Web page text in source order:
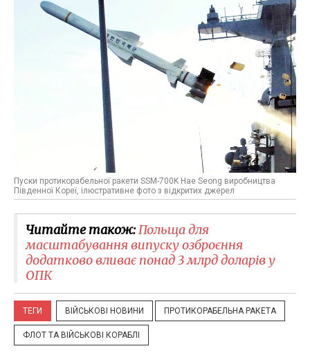
Пуски протикорабельної ракети SSM-700K Hae Seong виробництва
Південної Кореї, ілюстративне фото з відкритих джерел
Читайте також:Польща для
масштабування випуску озброєння
додатково вливає понад 3 млрд доларів у
ОПК
ТЕГИ ВІЙСЬКОВІ НОВИНИ ПРОТИКОРАБЕЛЬНА РАКЕТА
ФЛОТ ТА ВІЙСЬКОВІ КОРАБЛІ